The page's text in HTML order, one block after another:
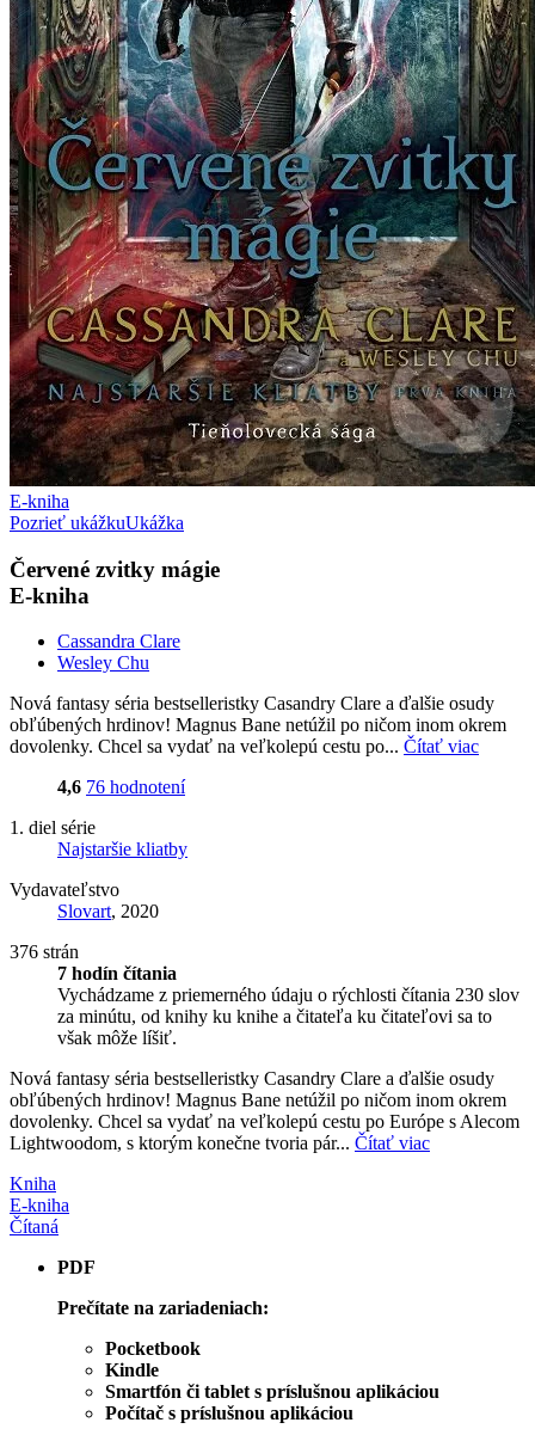
E-kniha
Pozrieť ukážkuUkážka
Červené zvitky mágie
E-kniha
Cassandra Clare
Wesley Chu
Nová fantasy séria bestselleristky Casandry Clare a ďalšie osudy
obľúbených hrdinov! Magnus Bane netúžil po ničom inom okrem
dovolenky. Chcel sa vydať na veľkolepú cestu po... Čítať viac
4,6 76 hodnotení
1. diel série
Najstaršie kliatby
Vydavateľstvo
Slovart, 2020
376 strán
7 hodín čítania
Vychádzame z priemerného údaju o rýchlosti čítania 230 slov
za minútu, od knihy ku knihe a čitateľa ku čitateľovi sa to
však môže líšiť.
Nová fantasy séria bestselleristky Casandry Clare a ďalšie osudy
obľúbených hrdinov! Magnus Bane netúžil po ničom inom okrem
dovolenky. Chcel sa vydať na veľkolepú cestu po Európe s Alecom
Lightwoodom, s ktorým konečne tvoria pár... Čítať viac
Kniha
E-kniha
Čítaná
PDF
Prečítate na zariadeniach:
Pocketbook
Kindle
Smartfón či tablet s príslušnou aplikáciou
Počítač s príslušnou aplikáciou